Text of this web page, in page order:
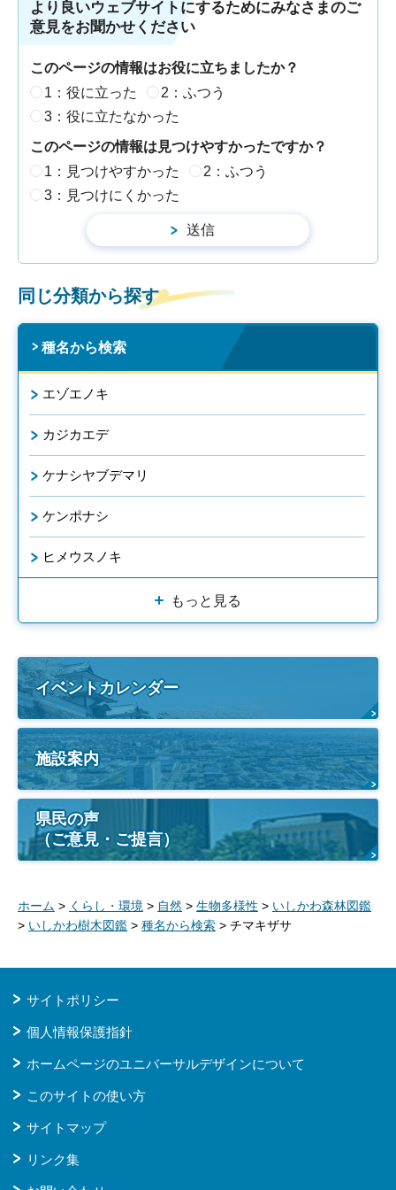
より良いウェブサイトにするためにみなさまのご
意見をお聞かせください
このページの情報はお役に立ちましたか？
1：役に立った
2：ふつう
3：役に立たなかった
このページの情報は見つけやすかったですか？
1：見つけやすかった
2：ふつう
3：見つけにくかった
同じ分類から探す
種名から検索
エゾエノキ
カジカエデ
ケナシヤブデマリ
ケンポナシ
ヒメウスノキ
もっと見る
イベントカレンダー
施設案内
県民の声
（ご意見・ご提言）
ホーム > くらし・環境 > 自然 > 生物多様性 > いしかわ森林図鑑
> いしかわ樹木図鑑 > 種名から検索 > チマキザサ
サイトポリシー
個人情報保護指針
ホームページのユニバーサルデザインについて
このサイトの使い方
サイトマップ
リンク集